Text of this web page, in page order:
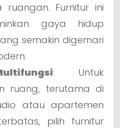
Furnitur ini
gaya hidup
semakin digemari
: Untuk
ruang, terutama di
atau apartemen
pilih furnitur